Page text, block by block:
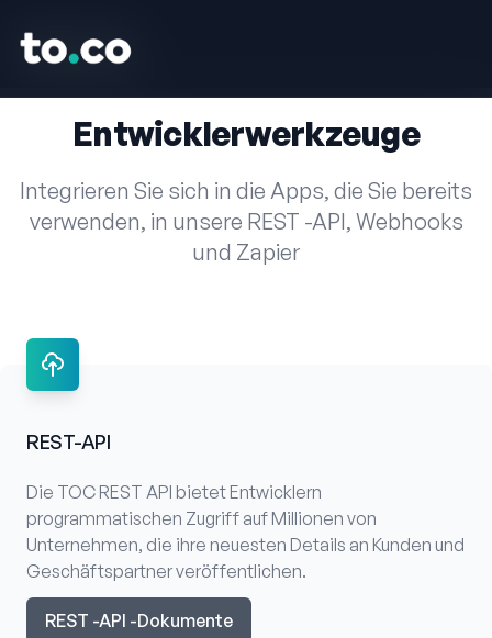
to.co
to.co
Entwicklerwerkzeuge
Integrieren Sie sich in die Apps, die Sie bereits
verwenden, in unsere REST -API, Webhooks
und Zapier
REST-API
Die TOC REST API bietet Entwicklern
programmatischen Zugriff auf Millionen von
Unternehmen, die ihre neuesten Details an Kunden und
Geschäftspartner veröffentlichen.
REST -API -Dokumente